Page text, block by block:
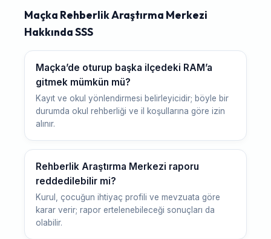
Maçka Rehberlik Araştırma Merkezi
Hakkında SSS
Maçka’de oturup başka ilçedeki RAM’a
gitmek mümkün mü?
Kayıt ve okul yönlendirmesi belirleyicidir; böyle bir
durumda okul rehberliği ve il koşullarına göre izin
alınır.
Rehberlik Araştırma Merkezi raporu
reddedilebilir mi?
Kurul, çocuğun ihtiyaç profili ve mevzuata göre
karar verir; rapor ertelenebileceği sonuçları da
olabilir.